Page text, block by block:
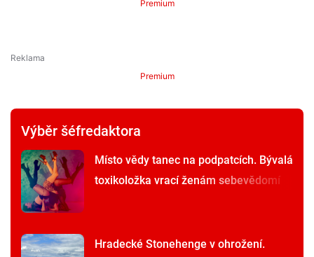
Premium
Premium
Výběr šéfredaktora
Místo vědy tanec na podpatcích. Bývalá
toxikoložka vrací ženám sebevědomí
Hradecké Stonehenge v ohrožení.